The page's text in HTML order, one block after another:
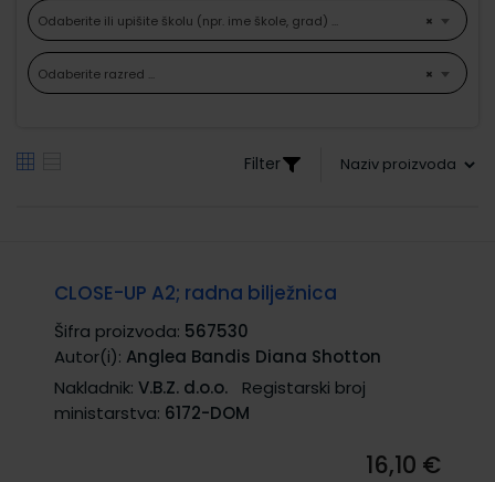
×
Odaberite ili upišite školu (npr. ime škole, grad) ...
×
Odaberite razred ...
Filter
CLOSE-UP A2; radna bilježnica
Šifra proizvoda: 567530
Autor(i): Anglea Bandis Diana Shotton
Nakladnik: V.B.Z. d.o.o.
Registarski broj
ministarstva: 6172-DOM
16,10 €